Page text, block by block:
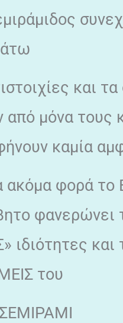
και τα
από μόνα τους
καμία
ακόμα φορά το
φανερώνει
ιδιότητες και
του